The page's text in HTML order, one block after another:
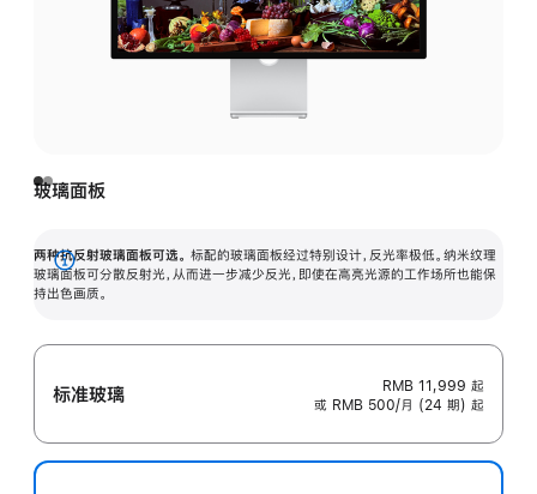
玻璃面板
两种抗反射玻璃面板可选。 标配的玻璃面板经过特别设计，反光率极低。纳米纹理
玻璃面板可分散反射光，从而进一步减少反光，即使在高亮光源的工作场所也能保
持出色画质。
展
开
标准玻璃 RMB 11,999 起
或 RMB 500/月 (24 期) 起